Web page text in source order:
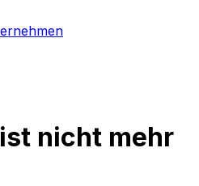
nicht mehr